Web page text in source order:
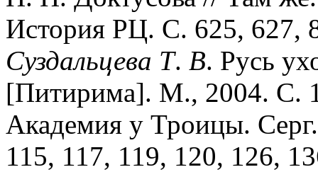
История РЦ. С. 625, 627,
Суздальцева Т. В. Русь
[Питирима]. М., 2004. С.
Академия у Троицы.
115, 117, 119, 120, 126,